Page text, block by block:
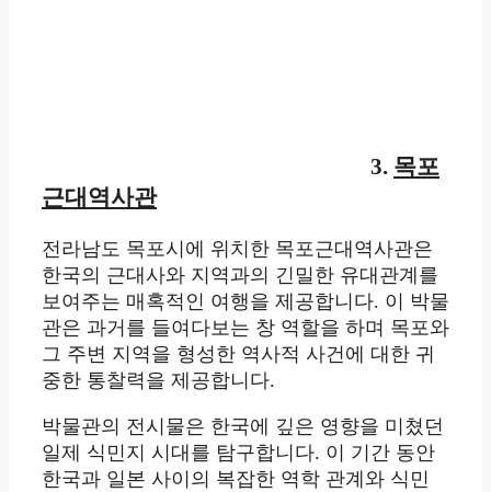
3. 목포
근대역사관
전라남도 목포시에 위치한 목포근대역사관은
한국의 근대사와 지역과의 긴밀한 유대관계를
보여주는 매혹적인 여행을 제공합니다. 이 박물
관은 과거를 들여다보는 창 역할을 하며 목포와
그 주변 지역을 형성한 역사적 사건에 대한 귀
중한 통찰력을 제공합니다.
박물관의 전시물은 한국에 깊은 영향을 미쳤던
일제 식민지 시대를 탐구합니다. 이 기간 동안
한국과 일본 사이의 복잡한 역학 관계와 식민